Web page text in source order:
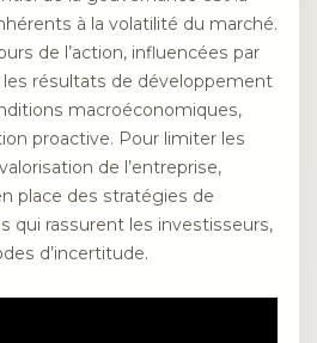
à la volatilité du marché.
de l’action, influencées par
résultats de développement
macroéconomiques,
proactive. Pour limiter les
de l’entreprise,
place des stratégies de
qui rassurent les investisseurs,
d’incertitude.